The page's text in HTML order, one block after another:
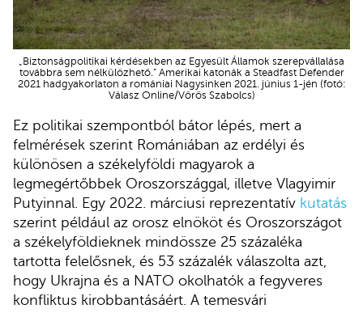
„Biztonságpolitikai kérdésekben az Egyesült Államok szerepvállalása
továbbra sem nélkülözhető.” Amerikai katonák a Steadfast Defender
2021 hadgyakorlaton a romániai Nagysinken 2021. június 1-jén (fotó:
Válasz Online/Vörös Szabolcs)
Ez politikai szempontból bátor lépés, mert a
felmérések szerint Romániában az erdélyi és
különösen a székelyföldi magyarok a
legmegértőbbek Oroszországgal, illetve Vlagyimir
Putyinnal. Egy 2022. márciusi reprezentatív kutatás
szerint például az orosz elnököt és Oroszországot
a székelyföldieknek mindössze 25 százaléka
tartotta felelősnek, és 53 százalék válaszolta azt,
hogy Ukrajna és a NATO okolhatók a fegyveres
konfliktus kirobbantásáért. A temesvári